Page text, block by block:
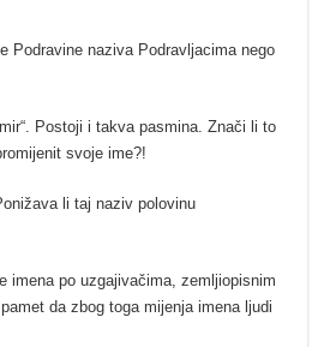
Podravine naziva Podravljacima nego
Postoji i takva pasmina. Znači li to
svoje ime?!
li taj naziv polovinu
imena po uzgajivačima, zemljiopisnim
da zbog toga mijenja imena ljudi